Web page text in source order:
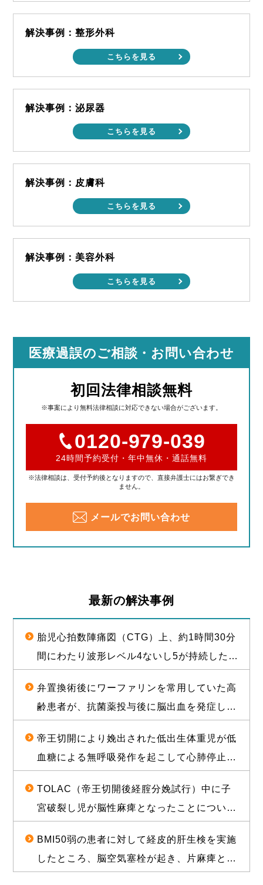
解決事例：整形外科
こちらを見る
解決事例：泌尿器
こちらを見る
解決事例：皮膚科
こちらを見る
解決事例：美容外科
こちらを見る
医療過誤のご相談 ・お問い合わせ
初回法律相談無料
※事案により無料法律相談に対応できない場合がございます。
0120-979-039
24時間予約受付・年中無休・通話無料
※法律相談は、受付予約後となりますので、直接弁護士にはお繋ぎでき
ません。
メールでお問い合わせ
最新の解決事例
胎児心拍数陣痛図（CTG）上、約1時間30分
間にわたり波形レベル4ないし5が持続した後
について、1億2000万円（産科医療補償制度
補償金既払金を含む）で訴訟上の和解が成立
した事例
弁置換術後にワーファリンを常用していた高
齢患者が、抗菌薬投与後に脳出血を発症し常
成立し、役務提供分を含め約1億2000万円相
当の経済的利益を確保した事例
帝王切開により娩出された低出生体重児が低
血糖による無呼吸発作を起こして心肺停止に
3500万円の和解が成立した事例
TOLAC（帝王切開後経腟分娩試行）中に子
宮破裂し児が脳性麻痺となったことについ
ら、賠償金と給付金を合わせて約1億5000万
円相当の経済的利益を確保した事例
BMI50弱の患者に対して経皮的肝生検を実施
したところ、脳空気塞栓が起き、片麻痺とな